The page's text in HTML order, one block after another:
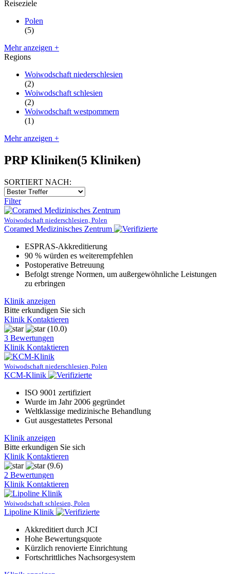
Reiseziele
Polen
(5)
Mehr anzeigen +
Regions
Woiwodschaft niederschlesien
(2)
Woiwodschaft schlesien
(2)
Woiwodschaft westpommern
(1)
Mehr anzeigen +
PRP Kliniken(5 Kliniken)
SORTIERT NACH:
Filter
Woiwodschaft niederschlesien, Polen
Coramed Medizinisches Zentrum
ESPRAS-Akkreditierung
90 % würden es weiterempfehlen
Postoperative Betreuung
Befolgt strenge Normen, um außergewöhnliche Leistungen
zu erbringen
Klinik anzeigen
Bitte erkundigen Sie sich
Klinik Kontaktieren
(10.0)
3 Bewertungen
Klinik Kontaktieren
Woiwodschaft niederschlesien, Polen
KCM-Klinik
ISO 9001 zertifiziert
Wurde im Jahr 2006 gegründet
Weltklassige medizinische Behandlung
Gut ausgestattetes Personal
Klinik anzeigen
Bitte erkundigen Sie sich
Klinik Kontaktieren
(9.6)
2 Bewertungen
Klinik Kontaktieren
Woiwodschaft schlesien, Polen
Lipoline Klinik
Akkreditiert durch JCI
Hohe Bewertungsquote
Kürzlich renovierte Einrichtung
Fortschrittliches Nachsorgesystem